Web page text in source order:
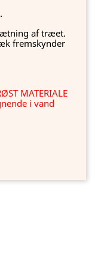
af træet.
fremskynder
MATERIALE
i vand